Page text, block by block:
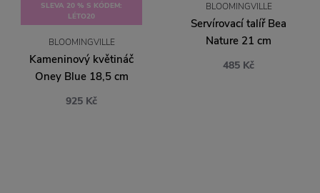
SLEVA 20 % S KÓDEM:
LÉTO20
BLOOMINGVILLE
Kameninový květináč
Oney Blue 18,5 cm
925 Kč
BLOOMINGVILLE
Servírovací talíř Bea
Nature 21 cm
485 Kč